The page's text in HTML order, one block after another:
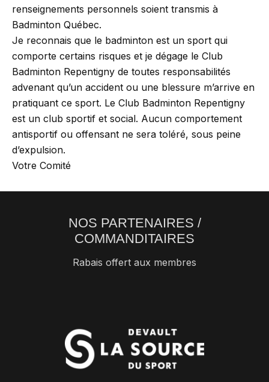
renseignements personnels soient transmis à
Badminton Québec.
Je reconnais que le badminton est un sport qui
comporte certains risques et je dégage le Club
Badminton Repentigny de toutes responsabilités
advenant qu’un accident ou une blessure m’arrive en
pratiquant ce sport. Le Club Badminton Repentigny
est un club sportif et social. Aucun comportement
antisportif ou offensant ne sera toléré, sous peine
d’expulsion.
Votre Comité
NOS PARTENAIRES /
COMMANDITAIRES
Rabais offert aux membres